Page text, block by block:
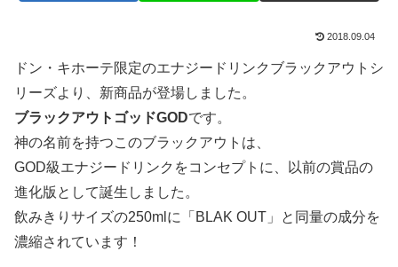
2018.09.04
ドン・キホーテ限定のエナジードリンクブラックアウトシ
リーズより、新商品が登場しました。
ブラックアウトゴッドGODです。
神の名前を持つこのブラックアウトは、
GOD級エナジードリンクをコンセプトに、以前の賞品の
進化版として誕生しました。
飲みきりサイズの250mlに「BLAK OUT」と同量の成分を
濃縮されています！